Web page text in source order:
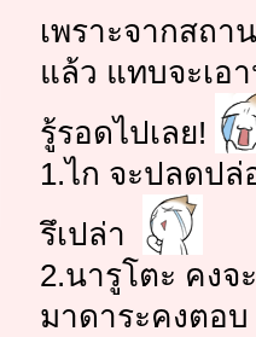
เพราะจากสถ
แล้ว แทบจะเอ
รู้รอดไปเลย!
1.ไก จะปลดปล่
รึเปล่า
2.นารูโตะ คงจ
มาดาระคงตอ